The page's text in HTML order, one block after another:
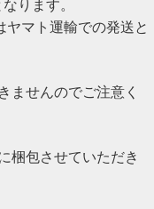
ります。
マト運輸での発送と
ませんのでご注意く
梱包させていただき